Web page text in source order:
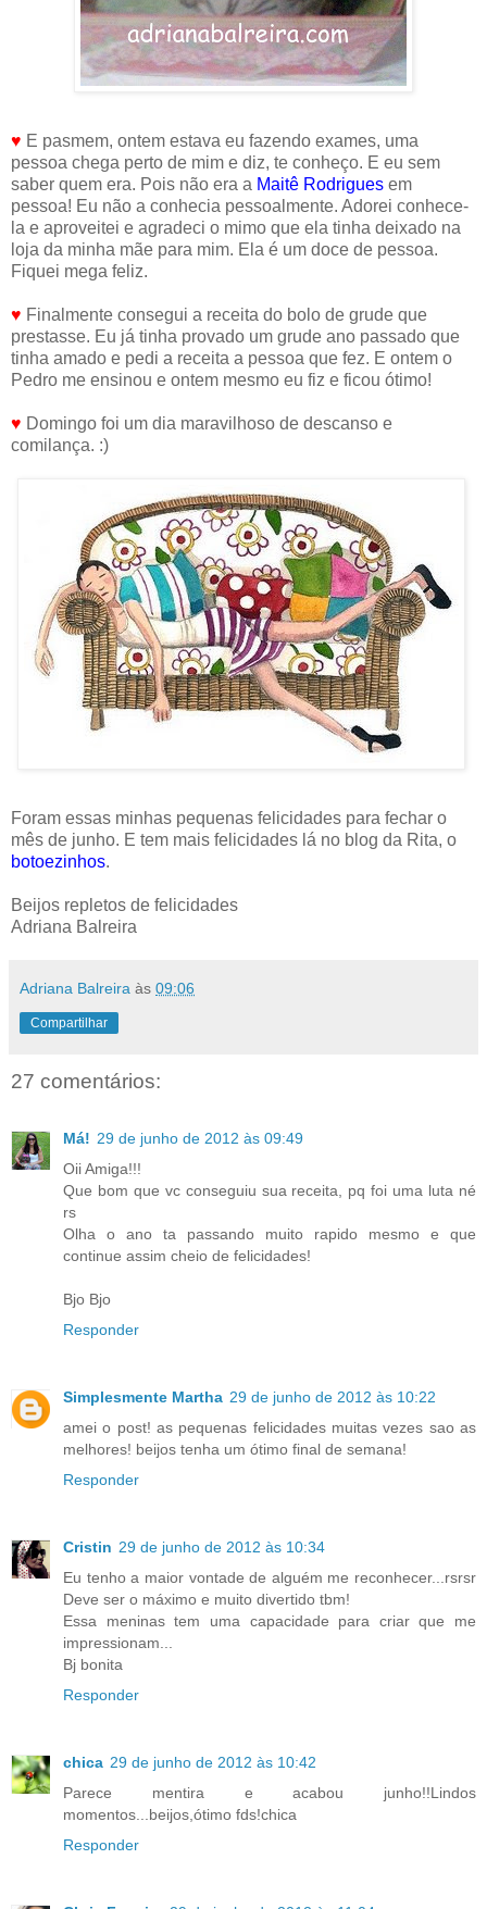
♥ E pasmem, ontem estava eu fazendo exames, uma
pessoa chega perto de mim e diz, te conheço. E eu sem
saber quem era. Pois não era a Maitê Rodrigues em
pessoa! Eu não a conhecia pessoalmente. Adorei conhece-
la e aproveitei e agradeci o mimo que ela tinha deixado na
loja da minha mãe para mim. Ela é um doce de pessoa.
Fiquei mega feliz.
♥ Finalmente consegui a receita do bolo de grude que
prestasse. Eu já tinha provado um grude ano passado que
tinha amado e pedi a receita a pessoa que fez. E ontem o
Pedro me ensinou e ontem mesmo eu fiz e ficou ótimo!
♥ Domingo foi um dia maravilhoso de descanso e
comilança. :)
Foram essas minhas pequenas felicidades para fechar o
mês de junho. E tem mais felicidades lá no blog da Rita, o
botoezinhos.
Beijos repletos de felicidades
Adriana Balreira
Adriana Balreira às 09:06
Compartilhar
27 comentários:
Má! 29 de junho de 2012 às 09:49
Oii Amiga!!!
Que bom que vc conseguiu sua receita, pq foi uma luta né
rs
Olha o ano ta passando muito rapido mesmo e que
continue assim cheio de felicidades!
Bjo Bjo
Responder
Simplesmente Martha 29 de junho de 2012 às 10:22
amei o post! as pequenas felicidades muitas vezes sao as
melhores! beijos tenha um ótimo final de semana!
Responder
Cristin 29 de junho de 2012 às 10:34
Eu tenho a maior vontade de alguém me reconhecer...rsrsr
Deve ser o máximo e muito divertido tbm!
Essa meninas tem uma capacidade para criar que me
impressionam...
Bj bonita
Responder
chica 29 de junho de 2012 às 10:42
Parece mentira e acabou junho!!Lindos
momentos...beijos,ótimo fds!chica
Responder